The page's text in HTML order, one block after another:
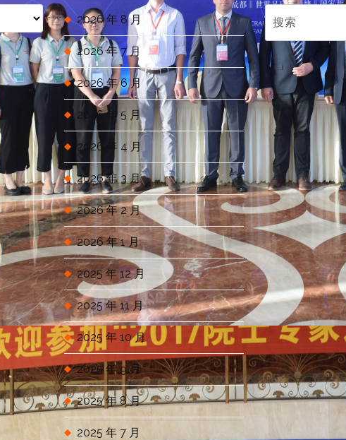
2026 年 8 月
2026 年 7 月
2026 年 6 月
2026 年 5 月
2026 年 4 月
2026 年 3 月
2026 年 2 月
2026 年 1 月
2025 年 12 月
2025 年 11 月
2025 年 10 月
2025 年 9 月
2025 年 8 月
2025 年 7 月